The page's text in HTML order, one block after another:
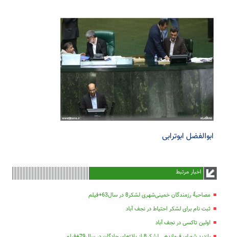
ابوالفضل ابوترابی
اخبار مرتبط
مصاحبۀ رزمندگان خمینی‌شهری لشکر8 در سال63+فیلم
ثبت نام برای لشکر احتیاط در نجف آباد
اولین تاکسی در نجف آباد